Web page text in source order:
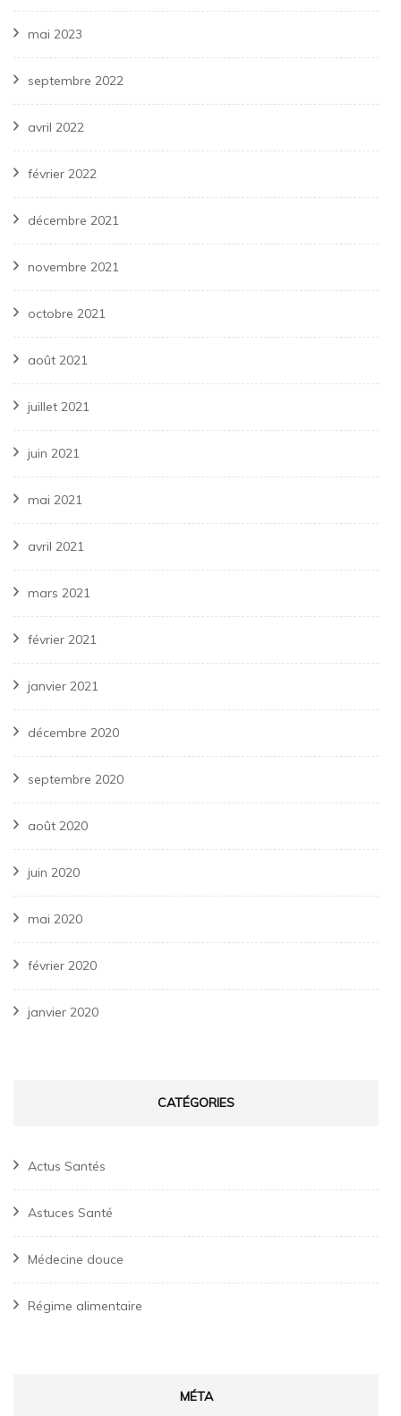
mai 2023
septembre 2022
avril 2022
février 2022
décembre 2021
novembre 2021
octobre 2021
août 2021
juillet 2021
juin 2021
mai 2021
avril 2021
mars 2021
février 2021
janvier 2021
décembre 2020
septembre 2020
août 2020
juin 2020
mai 2020
février 2020
janvier 2020
CATÉGORIES
Actus Santés
Astuces Santé
Médecine douce
Régime alimentaire
MÉTA